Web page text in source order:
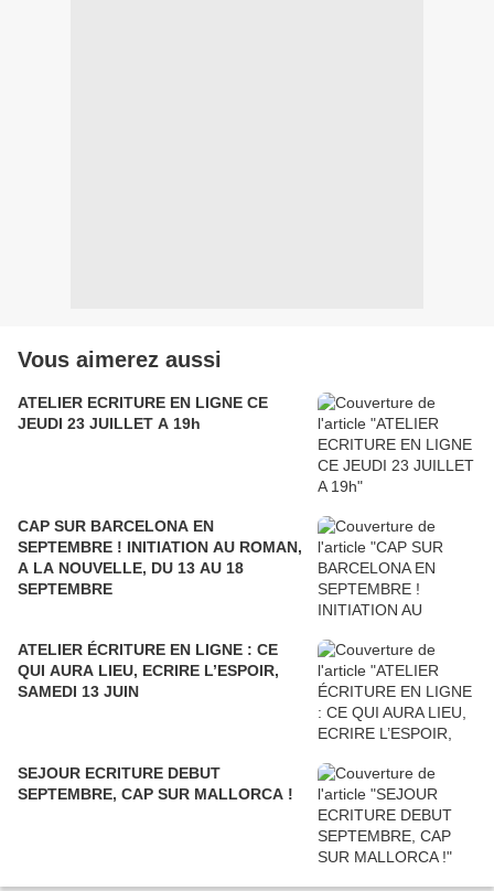
Vous aimerez aussi
ATELIER ECRITURE EN LIGNE CE
JEUDI 23 JUILLET A 19h
CAP SUR BARCELONA EN
SEPTEMBRE ! INITIATION AU ROMAN,
A LA NOUVELLE, DU 13 AU 18
SEPTEMBRE
ATELIER ÉCRITURE EN LIGNE : CE
QUI AURA LIEU, ECRIRE L’ESPOIR,
SAMEDI 13 JUIN
SEJOUR ECRITURE DEBUT
SEPTEMBRE, CAP SUR MALLORCA !